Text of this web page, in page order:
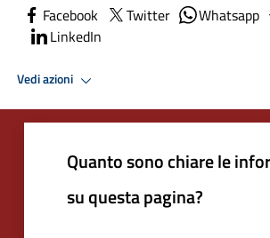
Facebook Twitter Whatsapp
LinkedIn
Vedi azioni
Quanto sono chiare le
su questa pagina?